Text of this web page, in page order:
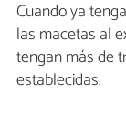
Cuando ya
las macetas al
tengan más de
establecidas.